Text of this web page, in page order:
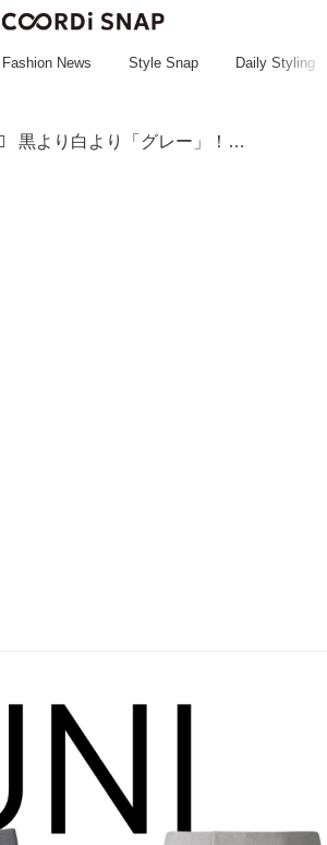
~~~~~~~~~~~
Fashion News Style Snap Daily Styling
黒より白より「グレー」！【ユニクロ】大人が使いやすい♡「万能ワイドパンツ」